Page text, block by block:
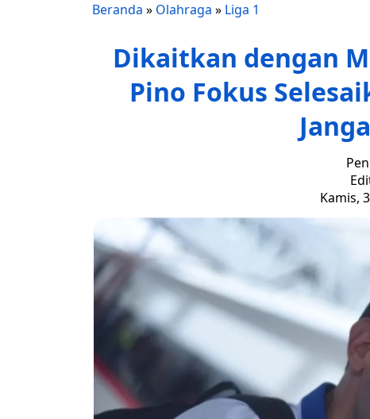
Beranda » Olahraga » Liga 1
Dikaitkan dengan
Pino Fokus
Kamis,